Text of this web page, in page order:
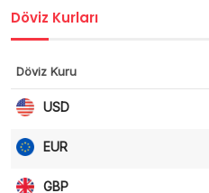
Döviz Kurları
Döviz Kuru
USD
EUR
GBP